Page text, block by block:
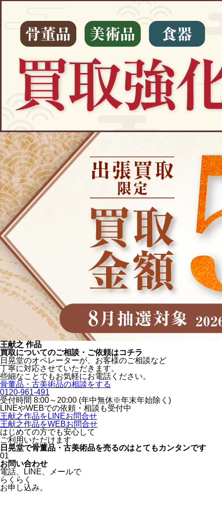
王献之 作品
買取についてのご相談・ご依頼はコチラ
日晃堂のオペレーターが、お客様のご相談など
丁寧に対応させていただきます。
些細なことでもお気軽にお電話ください。
骨董品・古美術品の相談をする
0120-961-491
受付時間 8:00～20:00 (年中無休※年末年始除く)
LINEやWEBでの依頼・相談も受付中
王献之作品をLINEお問合せ
王献之作品をWEBお問合せ
はじめての方でも安心して
ご利用いただけます
日晃堂で骨董品・古美術品を売るのはとても カンタンです
01
お問い合わせ
電話、
LINE、
メールで
らくらく
お申し込み。